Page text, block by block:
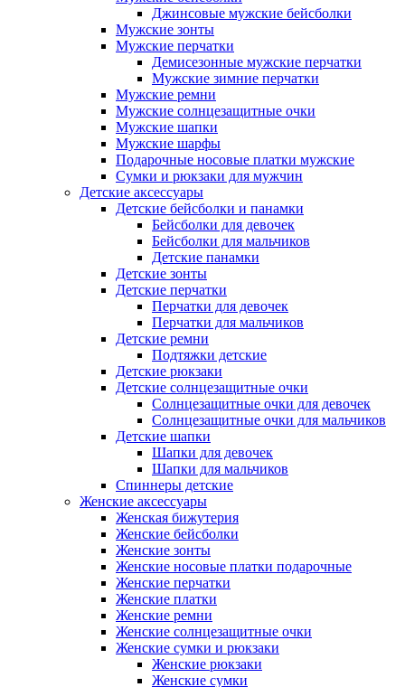
Джинсовые мужские бейсболки
Мужские зонты
Мужские перчатки
Демисезонные мужские перчатки
Мужские зимние перчатки
Мужские ремни
Мужские солнцезащитные очки
Мужские шапки
Мужские шарфы
Подарочные носовые платки мужские
Сумки и рюкзаки для мужчин
Детские аксессуары
Детские бейсболки и панамки
Бейсболки для девочек
Бейсболки для мальчиков
Детские панамки
Детские зонты
Детские перчатки
Перчатки для девочек
Перчатки для мальчиков
Детские ремни
Подтяжки детские
Детские рюкзаки
Детские солнцезащитные очки
Солнцезащитные очки для девочек
Солнцезащитные очки для мальчиков
Детские шапки
Шапки для девочек
Шапки для мальчиков
Спиннеры детские
Женские аксессуары
Женская бижутерия
Женские бейсболки
Женские зонты
Женские носовые платки подарочные
Женские перчатки
Женские платки
Женские ремни
Женские солнцезащитные очки
Женские сумки и рюкзаки
Женские рюкзаки
Женские сумки